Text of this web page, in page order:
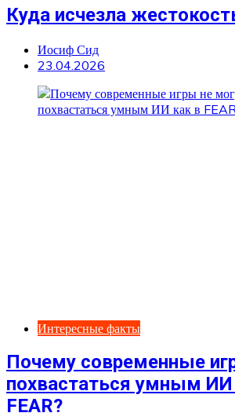
Куда исчезла
Иосиф Сид
23.04.2026
Интересные факты
Почему современные
похвастаться умным ИИ
FEAR?